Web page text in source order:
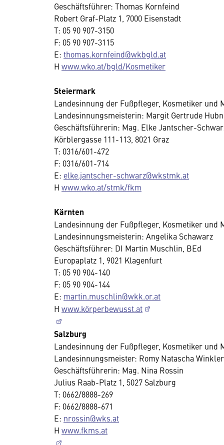
Geschäftsführer: Thomas Kornfeind
Robert Graf-Platz 1, 7000 Eisenstadt
T: 05 90 907-3150
F: 05 90 907-3115
E: thomas.kornfeind@wkbgld.at
H www.wko.at/bgld/Kosmetiker
Steiermark
Landesinnung der Fußpfleger, Kosmetiker und
Landesinnungsmeisterin: Margit Gertrude
Geschäftsführerin: Mag. Elke Jantscher-
Körblergasse 111-113, 8021 Graz
T: 0316/601-472
F: 0316/601-714
E: elke.jantscher-schwarz@wkstmk.at
H www.wko.at/stmk/fkm
Kärnten
Landesinnung der Fußpfleger, Kosmetiker und
Landesinnungsmeisterin: Angelika Schawarz
Geschäftsführer: DI Martin Muschlin, BEd
Europaplatz 1, 9021 Klagenfurt
T: 05 90 904-140
F: 05 90 904-144
E: martin.muschlin@wkk.or.at
H www.körperbewusst.at
Salzburg
Landesinnung der Fußpfleger, Kosmetiker und
Landesinnungsmeister: Romy Natascha Winkler
Geschäftsführerin: Mag. Nina Rossin
Julius Raab-Platz 1, 5027 Salzburg
T: 0662/8888-269
F: 0662/8888-671
E: nrossin@wks.at
H www.fkms.at